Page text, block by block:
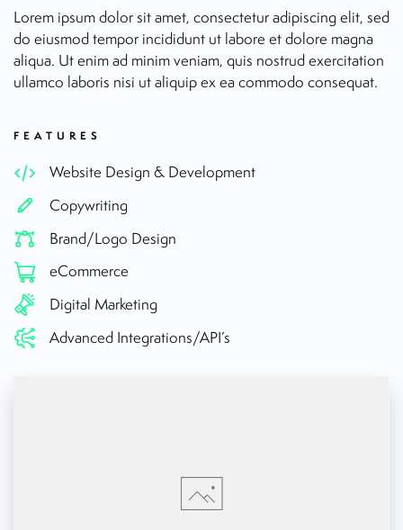
Lorem ipsum dolor sit amet, consectetur adipiscing elit, sed
do eiusmod tempor incididunt ut labore et dolore magna
aliqua. Ut enim ad minim veniam, quis nostrud exercitation
ullamco laboris nisi ut aliquip ex ea commodo consequat.
FEATURES
Website Design & Development
Copywriting
Brand/Logo Design
eCommerce
Digital Marketing
Advanced Integrations/API’s